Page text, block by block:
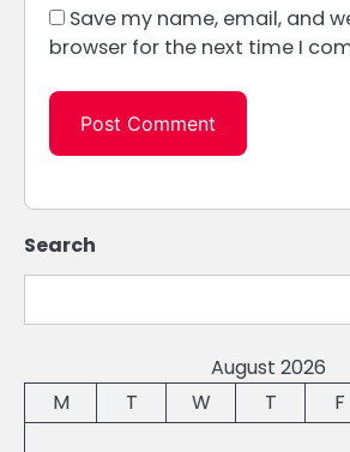
Save my name, email, and
browser for the next time I
Search
August 2026
M
T W T F